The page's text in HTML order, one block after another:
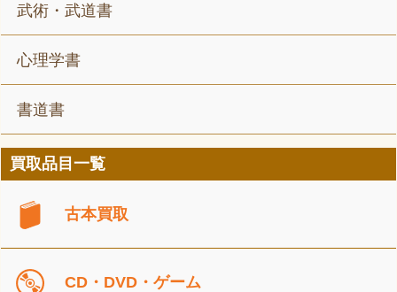
武術・武道書
心理学書
書道書
買取品目一覧
古本買取
CD・DVD・ゲーム